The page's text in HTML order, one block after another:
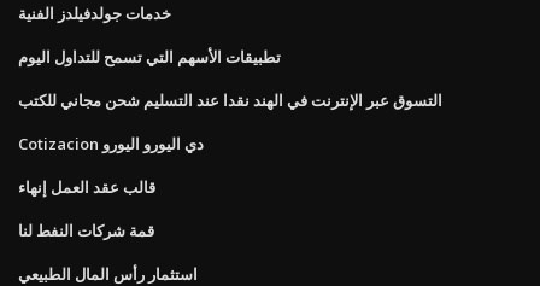
خدمات جولدفيلدز الفنية
تطبيقات الأسهم التي تسمح للتداول اليوم
التسوق عبر الإنترنت في الهند نقدا عند التسليم شحن مجاني للكتب
Cotizacion دي اليورو اليورو
قالب عقد العمل إنهاء
قمة شركات النفط لنا
استثمار رأس المال الطبيعي